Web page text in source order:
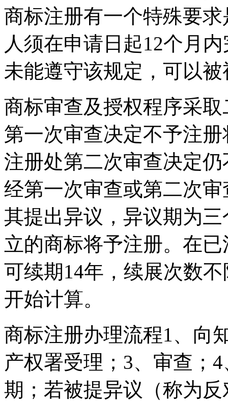
商标注册有一个特殊要
人须在申请日起12个月
未能遵守该规定，可以
商标审查及授权程序采
第一次审查决定不予注
注册处第二次审查决定
经第一次审查或第二次
其提出异议，异议期为
立的商标将予注册。在
可续期14年，续展次数
开始计算。
商标注册办理流程1、向
产权署受理；3、审查；
期；若被提异议（称为